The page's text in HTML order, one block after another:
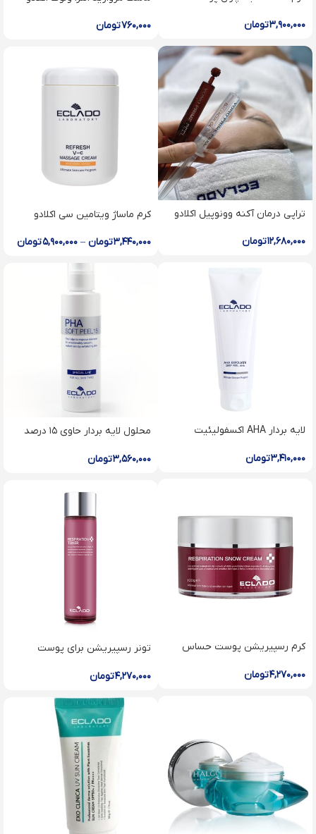
۳,۹۰۰,۰۰۰تومان ۷۶۰,۰۰۰تومان
تراپی درمان آکنه وونوپیل اکلادو
۱۲,۶۸۰,۰۰۰تومان
کرم ماساژ ویتامین سی اکلادو
۳,۴۴۰,۰۰۰تومان – ۵,۹۰۰,۰۰۰تومان
لایه بردار AHA اکسفولیئیت
۳,۴۱۰,۰۰۰تومان
محلول لایه بردار حاوی ۱۵ درصد
Peel اکلادو
۳,۵۶۰,۰۰۰تومان
کرم رسپیریشن پوست حساس
۴,۲۷۰,۰۰۰تومان
تونر رسپیریشن برای پوست
۴,۲۷۰,۰۰۰تومان